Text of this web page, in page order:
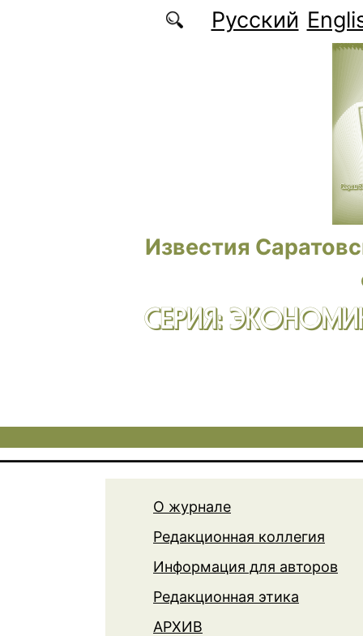
Перейти к основному содержаниюРусский
Известия
СЕРИЯ:
О журнале
Редакционная коллегия
Информация для авторов
Редакционная этика
АРХИВ